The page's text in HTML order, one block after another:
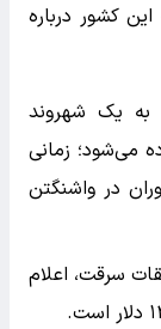
کشور درباره
به یک شهروند
می‌شود؛ زمانی
در واشنگتن
سرقت، اعلام